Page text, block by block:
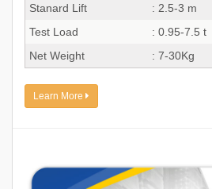
Stanard Lift
: 2.5-3 m
Test Load
: 0.95-7.5 t
Net Weight
: 7-30Kg
Learn More